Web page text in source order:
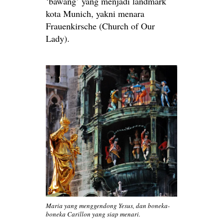
kota Munich, yakni menara
Frauenkirsche (Church of Our
Lady).
Maria yang menggendong Yesus, dan boneka-
boneka Carillon yang siap menari.